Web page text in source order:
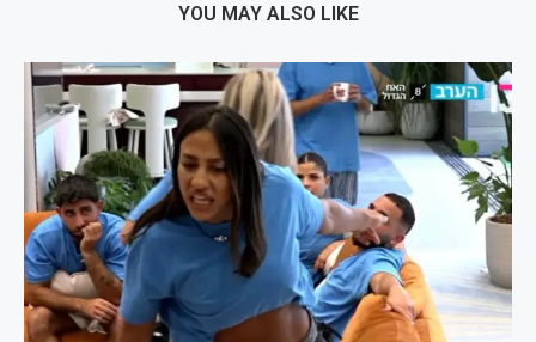
YOU MAY ALSO LIKE